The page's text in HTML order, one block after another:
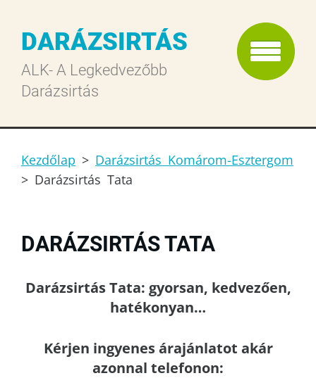
DARÁZSIRTÁS
ALK- A Legkedvezőbb
Darázsirtás
Kezdőlap > Darázsirtás Komárom-Esztergom
> Darázsirtás Tata
DARÁZSIRTÁS TATA
Darázsirtás Tata: gyorsan, kedvezően,
hatékonyan…
Kérjen ingyenes árajánlatot akár
azonnal telefonon: